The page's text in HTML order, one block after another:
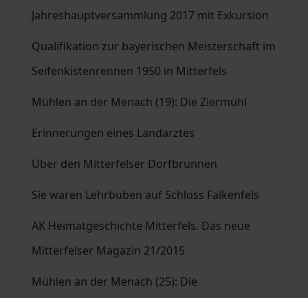
Jahreshauptversammlung 2017 mit Exkursion
Qualifikation zur bayerischen Meisterschaft im
Seifenkistenrennen 1950 in Mitterfels
Mühlen an der Menach (19): Die Ziermühl
Erinnerungen eines Landarztes
Über den Mitterfelser Dorfbrunnen
Sie waren Lehrbuben auf Schloss Falkenfels
AK Heimatgeschichte Mitterfels. Das neue
Mitterfelser Magazin 21/2015
Mühlen an der Menach (25): Die